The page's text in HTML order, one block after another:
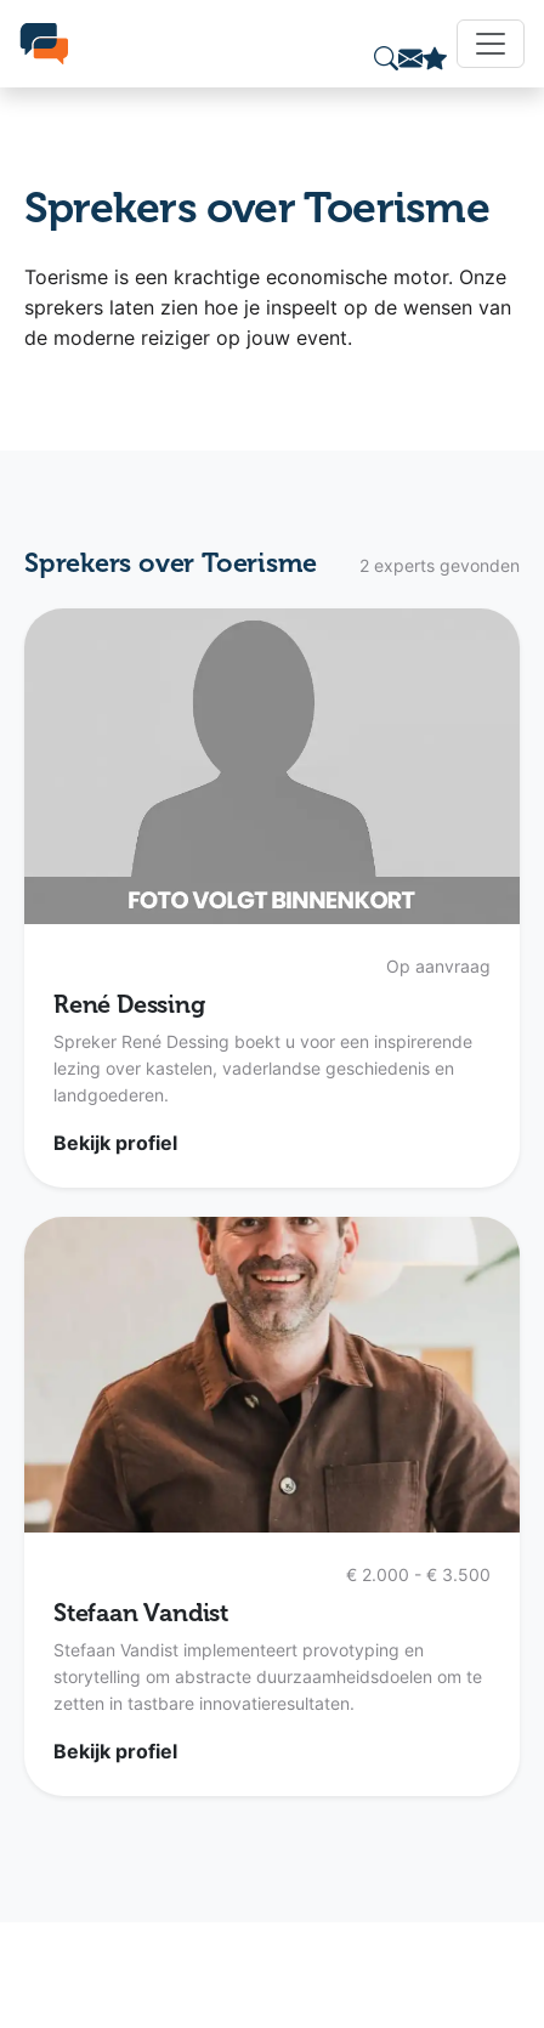
Sprekers over Toerisme
Toerisme is een krachtige economische motor. Onze
sprekers laten zien hoe je inspeelt op de wensen van
de moderne reiziger op jouw event.
Sprekers over Toerisme 2 experts gevonden
Op aanvraag
René Dessing
Spreker René Dessing boekt u voor een inspirerende
lezing over kastelen, vaderlandse geschiedenis en
landgoederen.
Bekijk profiel
€ 2.000 - € 3.500
Stefaan Vandist
Stefaan Vandist implementeert provotyping en
storytelling om abstracte duurzaamheidsdoelen om te
zetten in tastbare innovatieresultaten.
Bekijk profiel